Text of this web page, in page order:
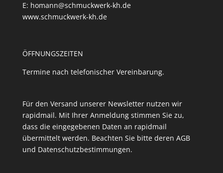
E: homann@schmuckwerk-kh.de
www.schmuckwerk-kh.de
ÖFFNUNGSZEITEN
Termine nach telefonischer Vereinbarung.
Für den Versand unserer Newsletter nutzen wir
rapidmail. Mit Ihrer Anmeldung stimmen Sie zu,
dass die eingegebenen Daten an rapidmail
übermittelt werden. Beachten Sie bitte deren AGB
und Datenschutzbestimmungen.